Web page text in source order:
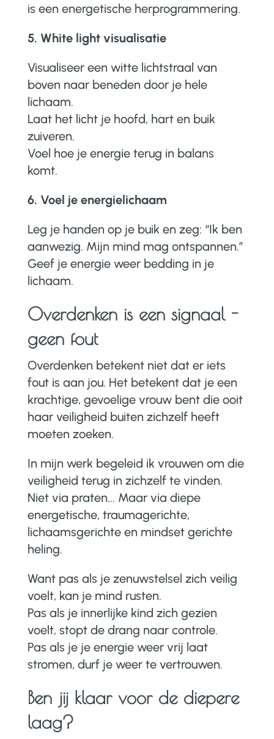
is een energetische herprogrammering.
5. White light visualisatie
Visualiseer een witte lichtstraal van
boven naar beneden door je hele
lichaam.
Laat het licht je hoofd, hart en buik
zuiveren.
Voel hoe je energie terug in balans
komt.
6. Voel je energielichaam
Leg je handen op je buik en zeg: “Ik ben
aanwezig. Mijn mind mag ontspannen.”
Geef je energie weer bedding in je
lichaam.
Overdenken is een signaal -
geen fout
Overdenken betekent niet dat er iets
fout is aan jou. Het betekent dat je een
krachtige, gevoelige vrouw bent die ooit
haar veiligheid buiten zichzelf heeft
moeten zoeken.
In mijn werk begeleid ik vrouwen om die
veiligheid terug in zichzelf te vinden.
Niet via praten... Maar via diepe
energetische, traumagerichte,
lichaamsgerichte en mindset gerichte
heling.
Want pas als je zenuwstelsel zich veilig
voelt, kan je mind rusten.
Pas als je innerlijke kind zich gezien
voelt, stopt de drang naar controle.
Pas als je je energie weer vrij laat
stromen, durf je weer te vertrouwen.
Ben jij klaar voor de diepere
laag?